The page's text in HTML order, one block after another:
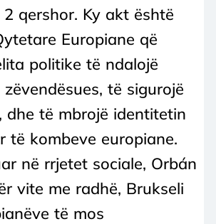
qershor. Ky akt është
Europiane që
politike të ndalojë
të sigurojë
dhe të mbrojë identitetin
të kombeve europiane.
në rrjetet sociale, Orbán
vite me radhë, Brukseli
të mos